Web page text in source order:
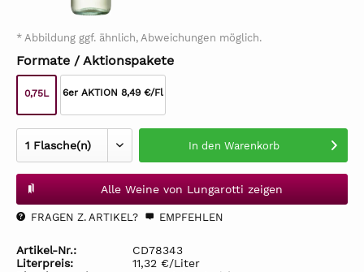
* Abbildung ggf. ähnlich, Abweichungen möglich.
Formate / Aktionspakete
0,75L 6er AKTION 8,49 €/Fl
In den Warenkorb
Alle Weine von Lungarotti zeigen
FRAGEN Z. ARTIKEL? EMPFEHLEN
Artikel-Nr.:
CD78343
Literpreis:
11,32 €/Liter